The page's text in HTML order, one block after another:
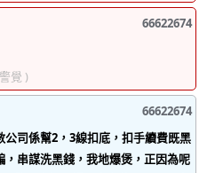
66622674
覺 )
66622674
司係幫2，3線扣底，扣手續費既黑
，串謀洗黑錢，我地爆煲，正因為呢